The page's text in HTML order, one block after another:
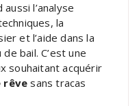
l’analyse
la
et l’aide dans la
bail. C’est une
souhaitant acquérir
rêve sans tracas